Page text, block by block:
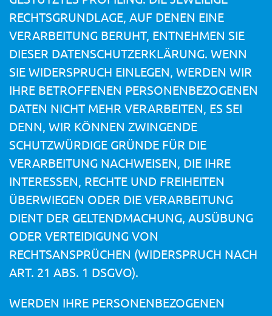
RECHTSGRUNDLAGE, AUF DENEN EINE
VERARBEITUNG BERUHT, ENTNEHMEN SIE
DIESER DATENSCHUTZERKLÄRUNG. WENN
SIE WIDERSPRUCH EINLEGEN, WERDEN WIR
IHRE BETROFFENEN PERSONENBEZOGENEN
DATEN NICHT MEHR VERARBEITEN, ES SEI
DENN, WIR KÖNNEN ZWINGENDE
SCHUTZWÜRDIGE GRÜNDE FÜR DIE
VERARBEITUNG NACHWEISEN, DIE IHRE
INTERESSEN, RECHTE UND FREIHEITEN
ÜBERWIEGEN ODER DIE VERARBEITUNG
DIENT DER GELTENDMACHUNG, AUSÜBUNG
ODER VERTEIDIGUNG VON
RECHTSANSPRÜCHEN (WIDERSPRUCH NACH
ART. 21 ABS. 1 DSGVO).
WERDEN IHRE PERSONENBEZOGENEN